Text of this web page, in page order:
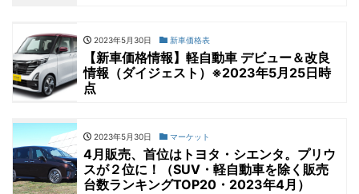
2023年5月30日 新車価格表
【新車価格情報】軽自動車 デビュー＆改良
情報（ダイジェスト）※2023年5月25日時
点
2023年5月30日 マーケット
4月販売、首位はトヨタ・シエンタ。プリウ
スが２位に！（SUV・軽自動車を除く販売
台数ランキングTOP20・2023年4月）